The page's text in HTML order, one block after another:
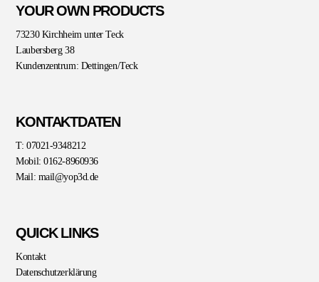
YOUR OWN PRODUCTS
73230 Kirchheim unter Teck
Laubersberg 38
Kundenzentrum: Dettingen/Teck
KONTAKTDATEN
T: 07021-9348212
Mobil: 0162-8960936
Mail: mail@yop3d.de
QUICK LINKS
Kontakt
Datenschutzerklärung